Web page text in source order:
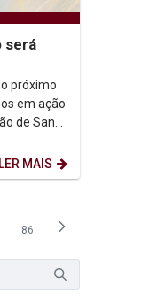
será
em ação
de Santo
LER MAIS
para navegar.
intermediárias Usar ABA
Página
86